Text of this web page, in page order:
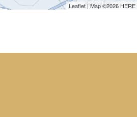
Leaflet| Map ©2026 HERE